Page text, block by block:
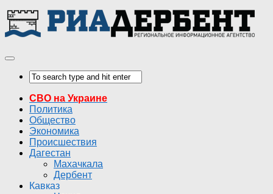
СВО на Украине
Политика
Общество
Экономика
Происшествия
Дагестан
Махачкала
Дербент
Кавказ